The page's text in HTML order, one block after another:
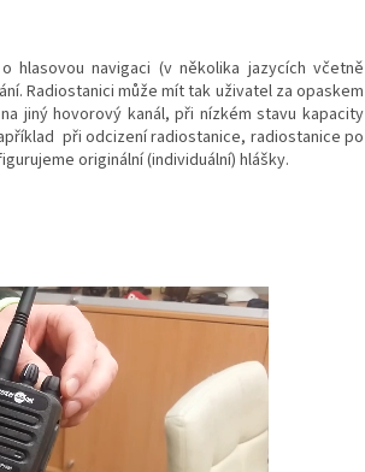
hlasovou navigaci (v několika jazycích včetně
Radiostanici může mít tak uživatel za opaskem
jiný hovorový kanál, při nízkém stavu kapacity
při odcizení radiostanice, radiostanice po
originální (individuální) hlášky.